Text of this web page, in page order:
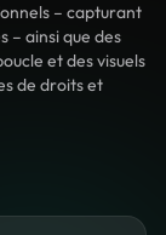
– capturant
– ainsi que des
et des visuels
de droits et